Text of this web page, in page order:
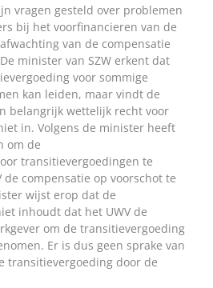
vragen gesteld over problemen
bij het voorfinancieren van de
van de compensatie
minister van SZW erkent dat
voor sommige
kan leiden, maar vindt de
belangrijk wettelijk recht voor
in. Volgens de minister heeft
om de
transitievergoedingen te
de compensatie op voorschot te
wijst erop dat de
inhoudt dat het UWV de
om de transitievergoeding
Er is dus geen sprake van
transitievergoeding door de